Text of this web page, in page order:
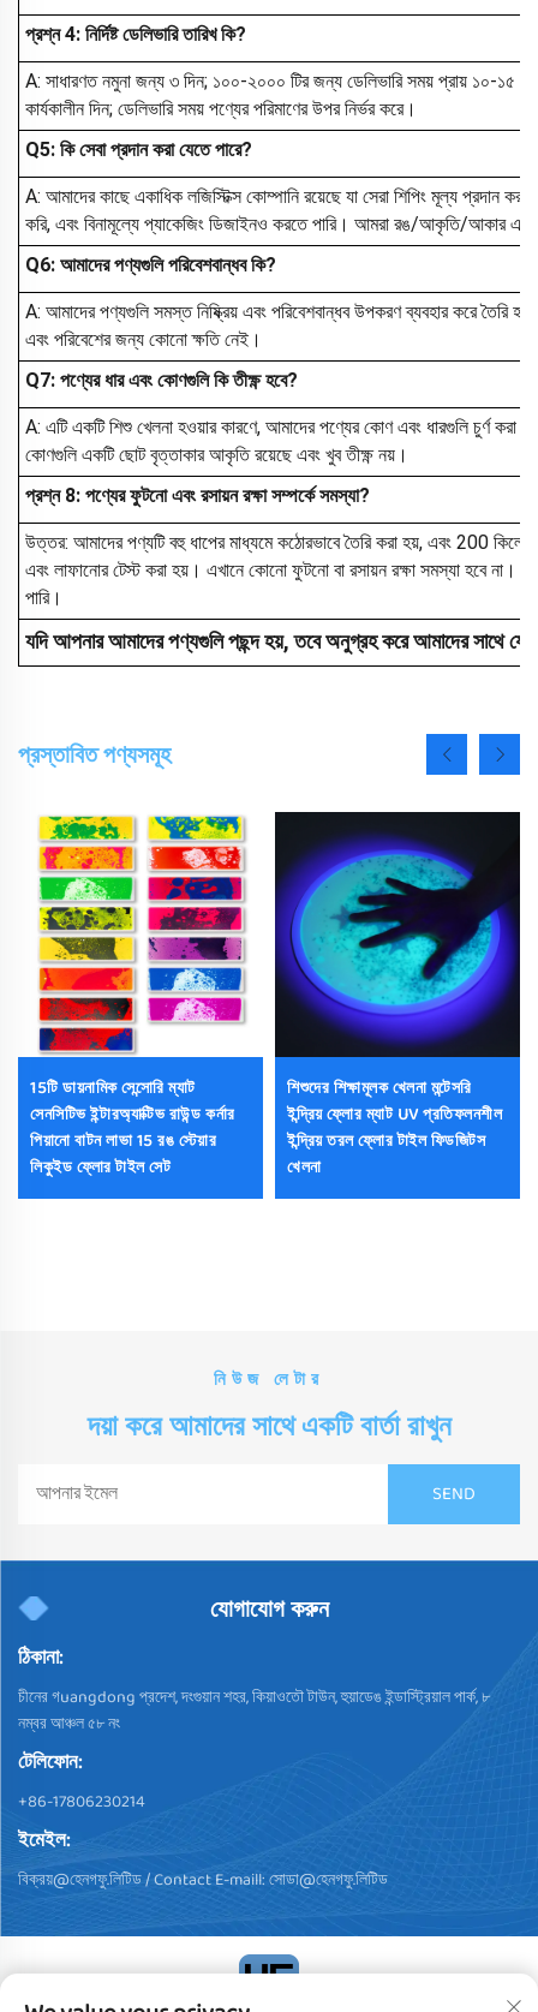
প্রশ্ন 4: নির্দিষ্ট ডেলিভারি তারিখ কি?
A: সাধারণত নমুনা জন্য ৩ দিন; ১০০-২০০০ টির জন্য ডেলিভারি সময় প্রায় ১০-১৫
কার্যকালীন দিন; ডেলিভারি সময় পণ্যের পরিমাণের উপর নির্ভর করে।
Q5: কি সেবা প্রদান করা যেতে পারে?
A: আমাদের কাছে একাধিক লজিস্টিক্স কোম্পানি রয়েছে যা সেরা শিপিং মূল্য প্রদান
করি, এবং বিনামূল্যে প্যাকেজিং ডিজাইনও করতে পারি। আমরা রঙ/আকৃতি/আকার
Q6: আমাদের পণ্যগুলি পরিবেশবান্ধব কি?
A: আমাদের পণ্যগুলি সমস্ত নিষ্ক্রিয় এবং পরিবেশবান্ধব উপকরণ ব্যবহার করে তৈরি
এবং পরিবেশের জন্য কোনো ক্ষতি নেই।
Q7: পণ্যের ধার এবং কোণগুলি কি তীক্ষ্ণ হবে?
A: এটি একটি শিশু খেলনা হওয়ার কারণে, আমাদের পণ্যের কোণ এবং ধারগুলি চুর্ণ করা
কোণগুলি একটি ছোট বৃত্তাকার আকৃতি রয়েছে এবং খুব তীক্ষ্ণ নয়।
প্রশ্ন 8: পণ্যের ফুটনো এবং রসায়ন রক্ষা সম্পর্কে সমস্যা?
উত্তর: আমাদের পণ্যটি বহু ধাপের মাধ্যমে কঠোরভাবে তৈরি করা হয়, এবং 200
এবং লাফানোর টেস্ট করা হয়। এখানে কোনো ফুটনো বা রসায়ন রক্ষা সমস্যা হবে না।
পারি।
যদি আপনার আমাদের পণ্যগুলি পছন্দ হয়, তবে অনুগ্রহ করে আমাদের সাথে
প্রস্তাবিত পণ্যসমূহ
15টি ডায়নামিক সেন্সোরি ম্যাট
সেনসিটিভ ইন্টারঅ্যাক্টিভ রাউন্ড কর্নার
পিয়ানো বাটন লাভা 15 রঙ স্টেয়ার
লিকুইড ফ্লোর টাইল সেট
শিশুদের শিক্ষামূলক খেলনা মন্টেসরি
ইন্দ্রিয় ফ্লোর ম্যাট UV প্রতিফলনশীল
ইন্দ্রিয় তরল ফ্লোর টাইল ফিডজিটস
খেলনা
নিউজ লেটার
দয়া করে আমাদের সাথে একটি বার্তা রাখুন
যোগাযোগ করুন
ঠিকানা:
চীনের গuangdong প্রদেশ, দংগুয়ান শহর, কিয়াওতৌ টাউন, হুয়াডেঙ ইন্ডাস্ট্রিয়াল পার্ক, ৮
নম্বর আঞ্চল ৫৮ নং
টেলিফোন:
+86-17806230214
ইমেইল:
বিক্রয়@হেনগফু.লিটিড/ Contact E-maill:সোডা@হেনগফু.লিটিড